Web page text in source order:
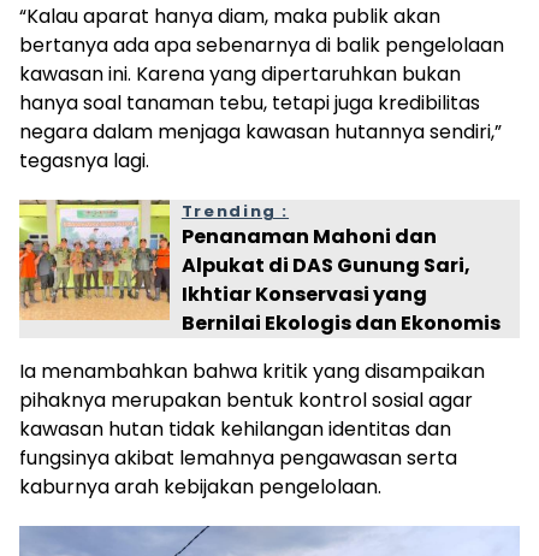
“Kalau aparat hanya diam, maka publik akan
bertanya ada apa sebenarnya di balik pengelolaan
kawasan ini. Karena yang dipertaruhkan bukan
hanya soal tanaman tebu, tetapi juga kredibilitas
negara dalam menjaga kawasan hutannya sendiri,”
tegasnya lagi.
Trending :
Penanaman Mahoni dan
Alpukat di DAS Gunung Sari,
Ikhtiar Konservasi yang
Bernilai Ekologis dan Ekonomis
Ia menambahkan bahwa kritik yang disampaikan
pihaknya merupakan bentuk kontrol sosial agar
kawasan hutan tidak kehilangan identitas dan
fungsinya akibat lemahnya pengawasan serta
kaburnya arah kebijakan pengelolaan.